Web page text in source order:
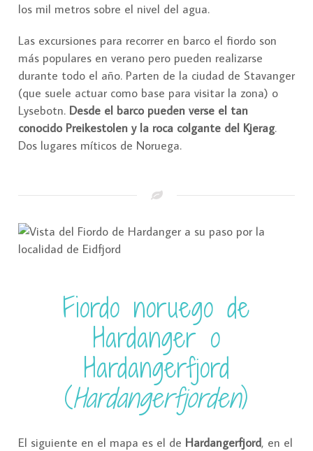
los mil metros sobre el nivel del agua.
Las excursiones para recorrer en barco el fiordo son
más populares en verano pero pueden realizarse
durante todo el año. Parten de la ciudad de Stavanger
(que suele actuar como base para visitar la zona) o
Lysebotn. Desde el barco pueden verse el tan
conocido Preikestolen y la roca colgante del Kjerag.
Dos lugares míticos de Noruega.
Fiordo noruego de
Hardanger o
Hardangerfjord
(Hardangerfjorden)
El siguiente en el mapa es el de Hardangerfjord, en el